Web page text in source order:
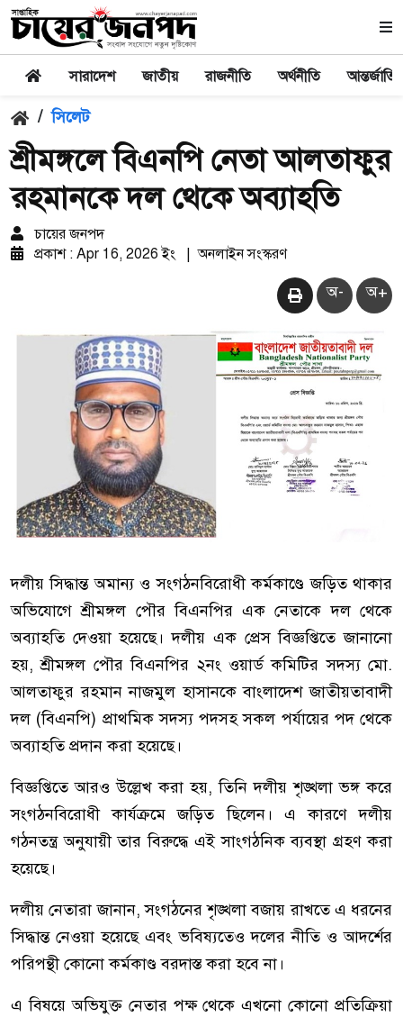
সারাদেশ জাতীয় রাজনীতি অর্থনীতি
/ সিলেট
শ্রীমঙ্গলে বিএনপি নেতা আলতাফুর
রহমানকে দল থেকে অব্যাহতি
চায়ের জনপদ
প্রকাশ : Apr 16, 2026 ইং
অনলাইন সংস্করণ
অ- অ+
দলীয় সিদ্ধান্ত অমান্য ও সংগঠনবিরোধী কর্মকাণ্ডে জড়িত থাকার
অভিযোগে শ্রীমঙ্গল পৌর বিএনপির এক নেতাকে দল থেকে
অব্যাহতি দেওয়া হয়েছে। দলীয় এক প্রেস বিজ্ঞপ্তিতে জানানো
হয়, শ্রীমঙ্গল পৌর বিএনপির ২নং ওয়ার্ড কমিটির সদস্য মো.
আলতাফুর রহমান নাজমুল হাসানকে বাংলাদেশ জাতীয়তাবাদী
দল (বিএনপি) প্রাথমিক সদস্য পদসহ সকল পর্যায়ের পদ থেকে
অব্যাহতি প্রদান করা হয়েছে।
বিজ্ঞপ্তিতে আরও উল্লেখ করা হয়, তিনি দলীয় শৃঙ্খলা ভঙ্গ করে
সংগঠনবিরোধী কার্যক্রমে জড়িত ছিলেন। এ কারণে দলীয়
গঠনতন্ত্র অনুযায়ী তার বিরুদ্ধে এই সাংগঠনিক ব্যবস্থা গ্রহণ করা
হয়েছে।
দলীয় নেতারা জানান, সংগঠনের শৃঙ্খলা বজায় রাখতে এ ধরনের
সিদ্ধান্ত নেওয়া হয়েছে এবং ভবিষ্যতেও দলের নীতি ও আদর্শের
পরিপন্থী কোনো কর্মকাণ্ড বরদাস্ত করা হবে না।
এ বিষয়ে অভিযুক্ত নেতার পক্ষ থেকে এখনো কোনো প্রতিক্রিয়া